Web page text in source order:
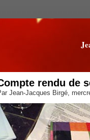
rendu de
Jean-Jacques Birgé,